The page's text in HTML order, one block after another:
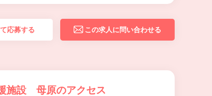
応募する この求人に問い合わせる
施設 母原のアクセス